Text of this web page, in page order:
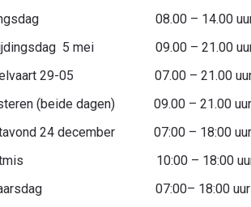
08.00 – 14.00
5 mei 09.00 – 21.00
29-05 07.00 – 21.00
(beide dagen) 09.00 – 21.00 uur
24 december 07:00 – 18:00 uur
10:00 – 18:00
07:00– 18:00 uur